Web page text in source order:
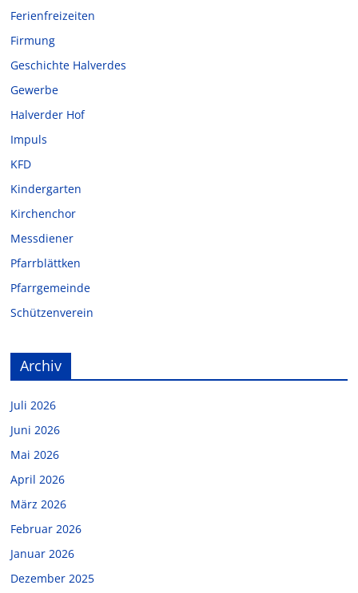
Ferienfreizeiten
Firmung
Geschichte Halverdes
Gewerbe
Halverder Hof
Impuls
KFD
Kindergarten
Kirchenchor
Messdiener
Pfarrblättken
Pfarrgemeinde
Schützenverein
Archiv
Juli 2026
Juni 2026
Mai 2026
April 2026
März 2026
Februar 2026
Januar 2026
Dezember 2025